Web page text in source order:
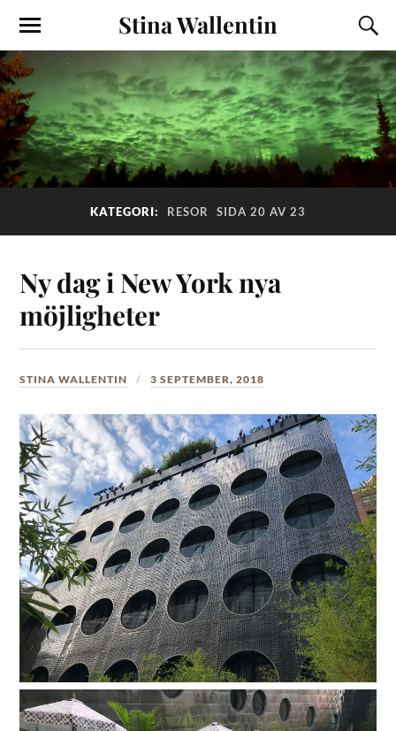
Stina Wallentin
KATEGORI: RESOR SIDA 20 AV 23
Ny dag i New York nya
möjligheter
STINA WALLENTIN 3 SEPTEMBER, 2018